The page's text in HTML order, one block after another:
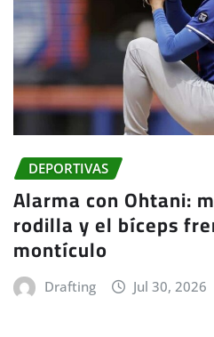
DEPORTIVAS
Alarma con Ohtani:
rodilla y el bíceps
montículo
Drafting Jul 30, 2026